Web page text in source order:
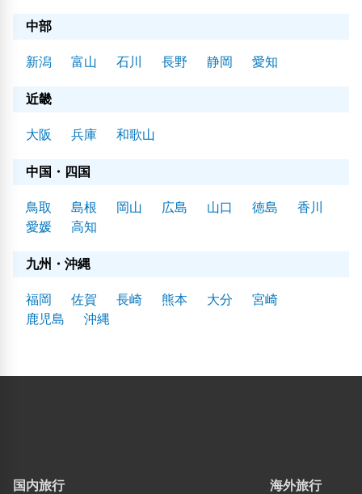
中部
新潟 富山 石川 長野 静岡 愛知
近畿
大阪 兵庫 和歌山
中国・四国
鳥取 島根 岡山 広島 山口 徳島
香川
愛媛
高知
九州・沖縄
福岡 佐賀 長崎 熊本 大分
宮崎
鹿児島
沖縄
国内旅行 海外旅行